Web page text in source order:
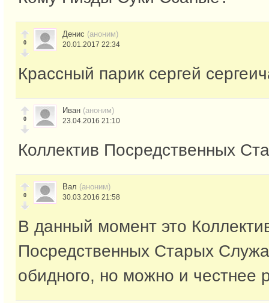
0
Денис (аноним)
20.01.2017 22:34
Крассный парик сергей
0
Иван (аноним)
23.04.2016 21:10
Коллектив Посредственных
0
Вал (аноним)
30.03.2016 21:58
В данный момент это
Посредственных Старых
обидного, но можно и честнее